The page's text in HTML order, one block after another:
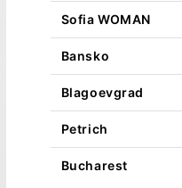
Sofia WOMAN
Bansko
Blagoevgrad
Petrich
Bucharest